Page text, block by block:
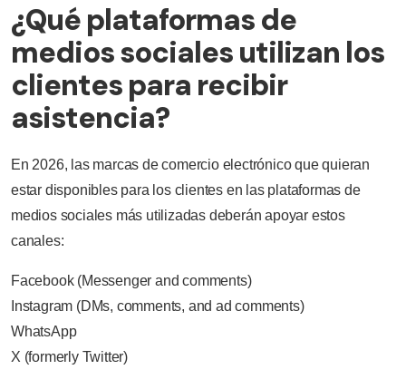
¿Qué plataformas de
medios sociales utilizan los
clientes para recibir
asistencia?
En 2026, las marcas de comercio electrónico que quieran
estar disponibles para los clientes en las plataformas de
medios sociales más utilizadas deberán apoyar estos
canales:
Facebook (Messenger and comments)
Instagram (DMs, comments, and ad comments)
WhatsApp
X (formerly Twitter)